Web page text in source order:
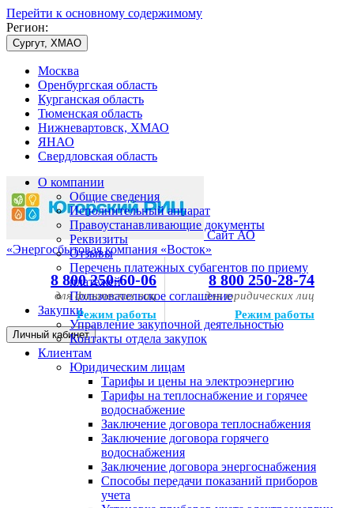
Перейти к основному содержимому
Регион:
Сургут, ХМАО
Москва
Оренбургская область
Курганская область
Тюменская область
Нижневартовск, ХМАО
ЯНАО
Свердловская область
Сайт АО
«Энергосбытовая компания «Восток»
8 800 250-60-06
для физических лиц
Режим работы
8 800 250-28-74
для юридических лиц
Режим работы
Личный кабинет
О компании
Общие сведения
Исполнительный аппарат
Правоустанавливающие документы
Реквизиты
Отзывы
Перечень платежных субагентов по приему
платежей
Пользовательское соглашение
Закупки
Управление закупочной деятельностью
Контакты отдела закупок
Клиентам
Юридическим лицам
Тарифы и цены на электроэнергию
Тарифы на теплоснабжение и горячее
водоснабжение
Заключение договора теплоснабжения
Заключение договора горячего
водоснабжения
Заключение договора энергоснабжения
Способы передачи показаний приборов
учета